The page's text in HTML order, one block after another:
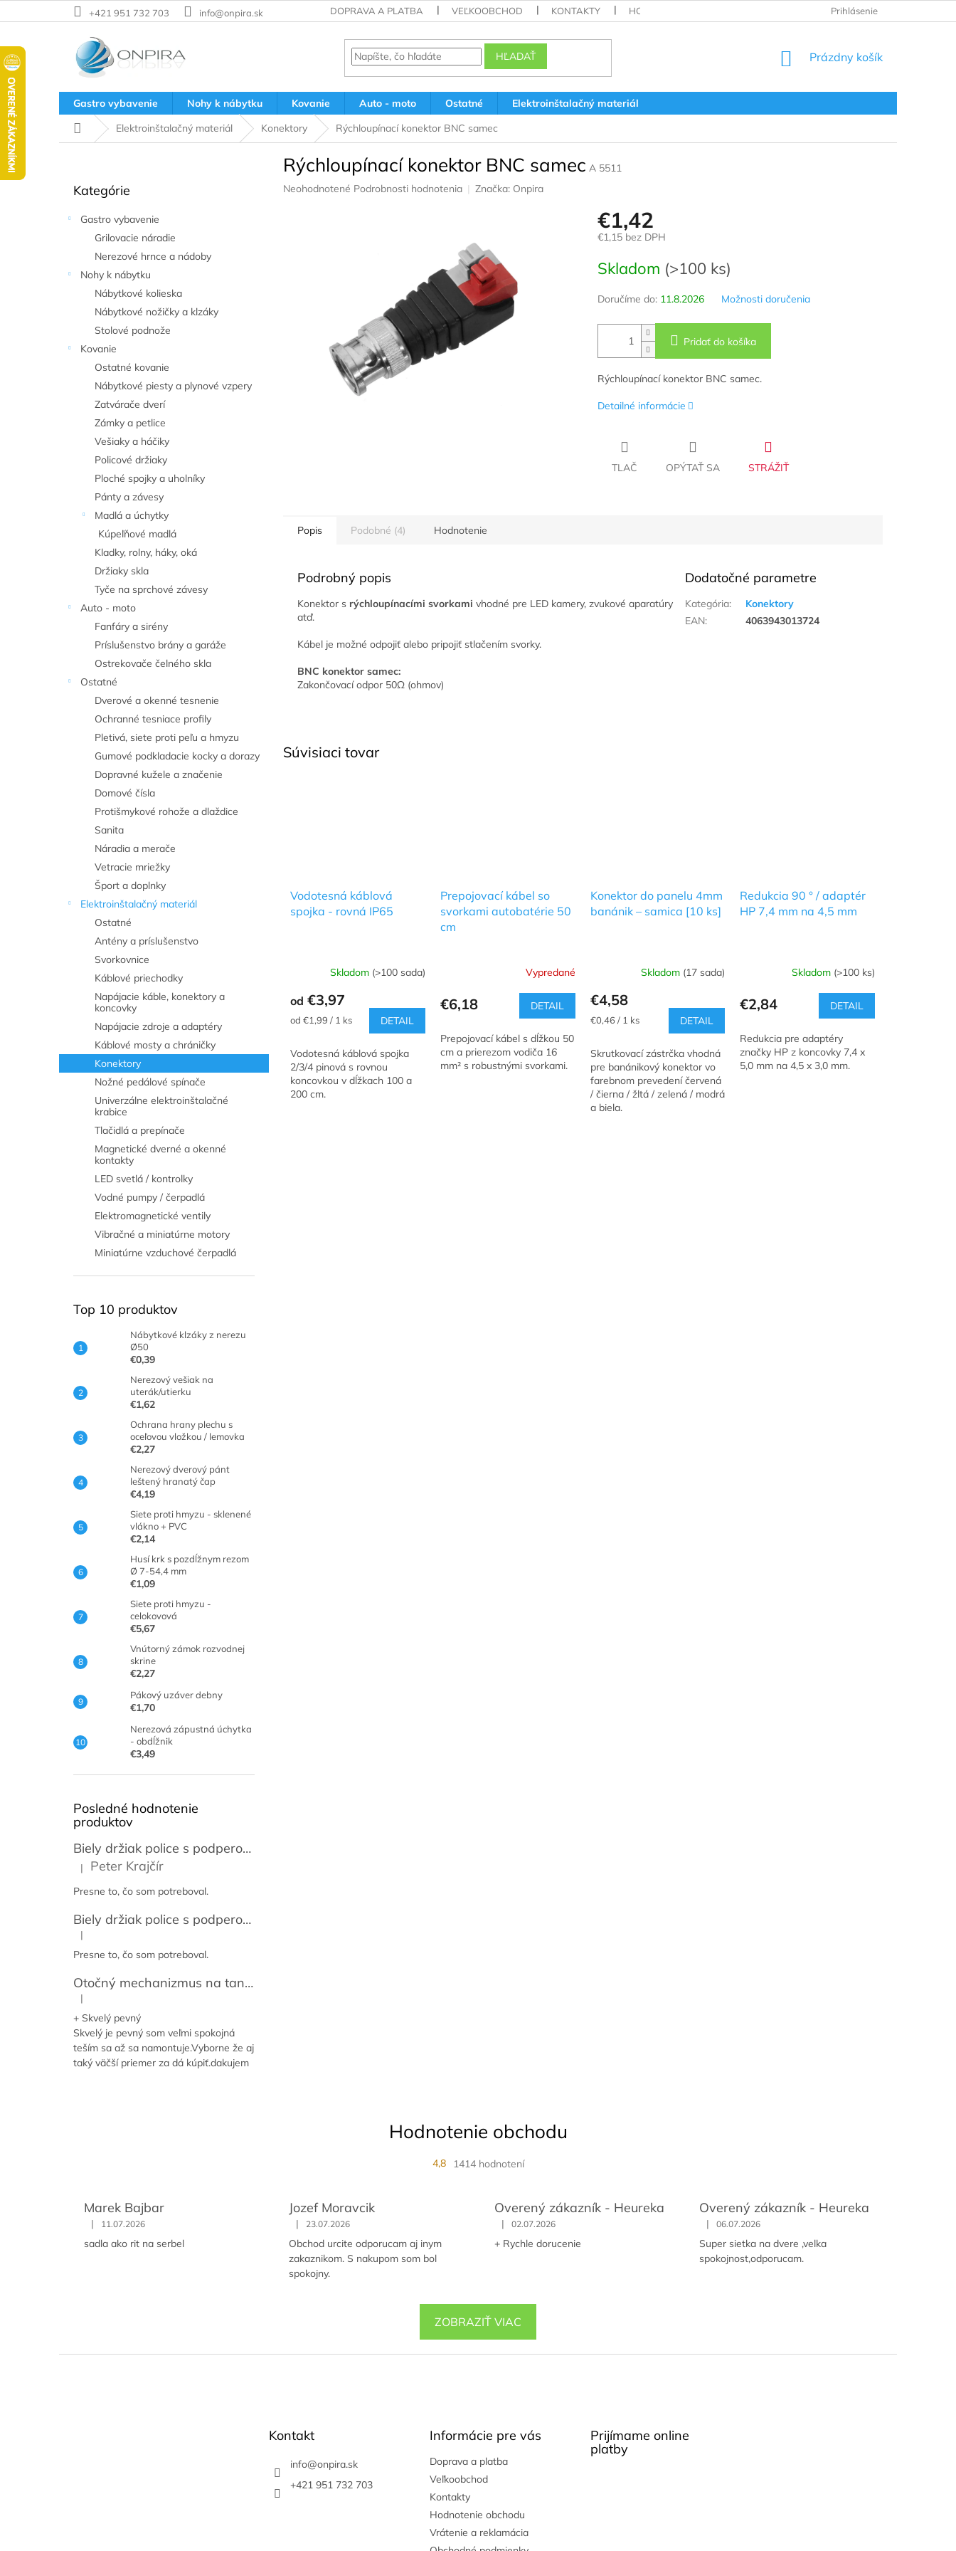
na
+421 951 732 703 info@onpira.sk DOPRAVA A PLATBA VEĽKOOBCHOD KONTAKTY HODNOTENIE OBCHODU VRÁTENIE A REKLAMÁCIA
Prihlásenie
HĽADAŤ
NÁKUPNÝ
Prázdny košík
Gastro vybavenie Nohy k nábytku Kovanie Auto - moto Ostatné
Elektroinštalačný materiál
DomovElektroinštalačný materiál Konektory Rýchloupínací konektor BNC samec
kategórie
Kategórie
Gastro vybavenie
Grilovacie náradie
Nerezové hrnce a nádoby
Nohy k nábytku
Nábytkové kolieska
Nábytkové nožičky a klzáky
Stolové podnože
Kovanie
Ostatné kovanie
Nábytkové piesty a plynové vzpery
Zatvárače dverí
Zámky a petlice
Vešiaky a háčiky
Policové držiaky
Ploché spojky a uholníky
Pánty a závesy
Madlá a úchytky
Kúpeľňové madlá
Kladky, rolny, háky, oká
Držiaky skla
Tyče na sprchové závesy
Auto - moto
Fanfáry a sirény
Príslušenstvo brány a garáže
Ostrekovače čelného skla
Ostatné
Dverové a okenné tesnenie
Ochranné tesniace profily
Pletivá, siete proti peľu a hmyzu
Gumové podkladacie kocky a dorazy
Dopravné kužele a značenie
Domové čísla
Protišmykové rohože a dlaždice
Sanita
Náradia a merače
Vetracie mriežky
Šport a doplnky
Elektroinštalačný materiál
Ostatné
Antény a príslušenstvo
Svorkovnice
Káblové priechodky
Napájacie káble, konektory a
koncovky
Napájacie zdroje a adaptéry
Káblové mosty a chráničky
Konektory
Nožné pedálové spínače
Univerzálne elektroinštalačné
krabice
Tlačidlá a prepínače
Magnetické dverné a okenné
kontakty
LED svetlá / kontrolky
Vodné pumpy / čerpadlá
Elektromagnetické ventily
Vibračné a miniatúrne motory
Miniatúrne vzduchové čerpadlá
Top 10 produktov
Nábytkové klzáky z nerezu
Ø50
€0,39
Nerezový vešiak na
uterák/utierku
€1,62
Ochrana hrany plechu s
oceľovou vložkou / lemovka
€2,27
Nerezový dverový pánt
leštený hranatý čap
€4,19
Siete proti hmyzu - sklenené
vlákno + PVC
€2,14
Husí krk s pozdĺžnym rezom
Ø 7-54,4 mm
€1,09
Siete proti hmyzu -
celokovová
€5,67
Vnútorný zámok rozvodnej
skrine
€2,27
Pákový uzáver debny
€1,70
Nerezová zápustná úchytka
- obdĺžnik
€3,49
Posledné hodnotenie
produktov
Biely držiak police s podperou 14-59 cm [2ks]
Hodnotenie produktu je 5 z 5 hviezdičiek.
| Peter Krajčír
Presne to, čo som potreboval.
Biely držiak police s podperou 14-59 cm [2ks]
Hodnotenie produktu je 5 z 5 hviezdičiek.
|
Presne to, čo som potreboval.
Otočný mechanizmus na tanier / točňa pod dosku / Lazy susan
Hodnotenie produktu je 5 z 5 hviezdičiek.
|
+ Skvelý pevný
Skvelý je pevný som veľmi spokojná
teším sa až sa namontuje.Vyborne že aj
taký väčší priemer za dá kúpiť.dakujem
Rýchloupínací konektor BNC samec A 5511
Priemerné
Neohodnotené Podrobnosti hodnotenia Značka: Onpira
€1,42
€1,15 bez DPH
cena:
Skladom (>100 ks)
Doručíme do: 11.8.2026 Možnosti doručenia
Pridať do košíka
Rýchloupínací konektor BNC samec.
Detailné informácie
TLAČ OPÝTAŤ SA STRÁŽIŤ
Súvisiaci tovar
Vodotesná káblová
spojka - rovná IP65
Skladom (>100 sada)
od €3,97
Jednotková
od €1,99 / 1 ks DETAIL
Vodotesná káblová spojka
2/3/4 pinová s rovnou
koncovkou v dĺžkach 100 a
200 cm.
Prepojovací kábel so
svorkami autobatérie 50
cm
Vypredané
€6,18 DETAIL
Prepojovací kábel s dĺžkou 50
cm a prierezom vodiča 16
mm² s robustnými svorkami.
Konektor do panelu 4mm
banánik – samica [10 ks]
Skladom (17 sada)
€4,58
Jednotková
€0,46 / 1 ks DETAIL
Skrutkovací zástrčka vhodná
pre banánikový konektor vo
farebnom prevedení červená
/ čierna / žltá / zelená / modrá
a biela.
Redukcia 90 ° / adaptér
HP 7,4 mm na 4,5 mm
Skladom (>100 ks)
€2,84 DETAIL
Redukcia pre adaptéry
značky HP z koncovky 7,4 x
5,0 mm na 4,5 x 3,0 mm.
Popis Podobné (4) Hodnotenie
Podrobný popis
Konektor s rýchloupínacími svorkami vhodné pre LED kamery, zvukové aparatúry
atď.
Kábel je možné odpojiť alebo pripojiť stlačením svorky.
BNC konektor samec:
Zakončovací odpor 50Ω (ohmov)
Dodatočné parametre
Kategória:
Konektory
EAN: 4063943013724
Hodnotenie obchodu
4,8 1414 hodnotení
Marek Bajbar
| 11.07.2026
sadla ako rit na serbel
Jozef Moravcik
| 23.07.2026
Obchod urcite odporucam aj inym
zakaznikom. S nakupom som bol
spokojny.
Overený zákazník - Heureka
| 02.07.2026
+ Rychle dorucenie
Overený zákazník - Heureka
| 06.07.2026
Super sietka na dvere ,velka
spokojnost,odporucam.
ZOBRAZIŤ VIAC
Kontakt
info@onpira.sk
+421 951 732 703
Informácie pre vás
Doprava a platba
Veľkoobchod
Kontakty
Hodnotenie obchodu
Vrátenie a reklamácia
Prijímame online
platby